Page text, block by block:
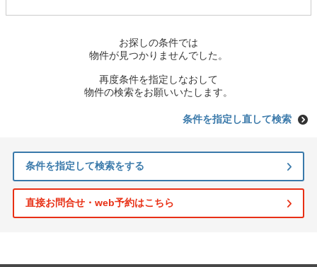
お探しの条件では
物件が見つかりませんでした。
再度条件を指定しなおして
物件の検索をお願いいたします。
条件を指定し直して検索
条件を指定して検索をする
直接お問合せ・web予約はこちら